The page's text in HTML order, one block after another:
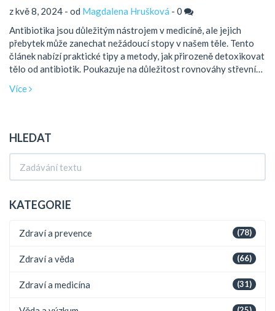
z kvě 8, 2024 - od Magdalena Hrušková - 0
Antibiotika jsou důležitým nástrojem v medicíně, ale jejich
přebytek může zanechat nežádoucí stopy v našem těle. Tento
článek nabízí praktické tipy a metody, jak přirozeně detoxikovat
tělo od antibiotik. Poukazuje na důležitost rovnováhy střevní
stravy, které pomáhají čistit organismus.
Více
HLEDAT
KATEGORIE
(78)
Zdraví a prevence
(66)
Zdraví a věda
(31)
Zdraví a medicína